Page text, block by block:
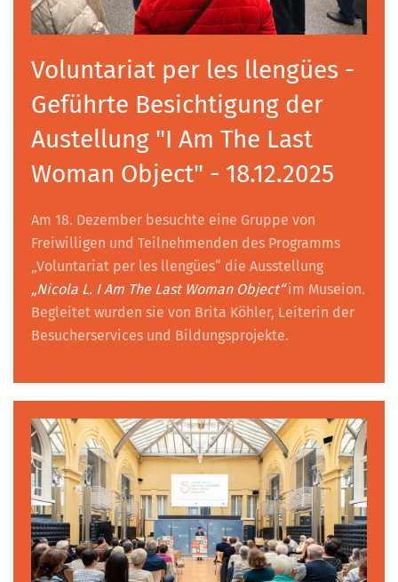
Voluntariat per les llengües -
Geführte Besichtigung der
Austellung "I Am The Last
Woman Object" - 18.12.2025
Am 18. Dezember besuchte eine Gruppe von
Freiwilligen und Teilnehmenden des Programms
„Voluntariat per les llengües“ die Ausstellung
„Nicola L. I Am The Last Woman Object“im Museion.
Begleitet wurden sie von Brita Köhler, Leiterin der
Besucherservices und Bildungsprojekte.